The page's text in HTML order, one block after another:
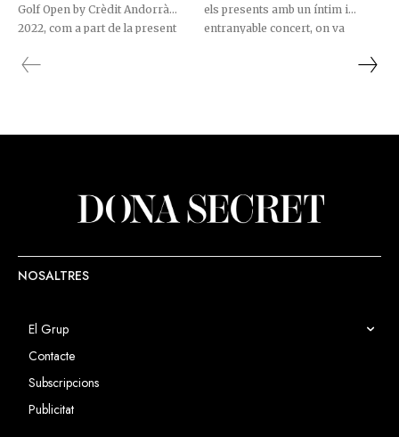
Golf Open by Crèdit Andorrà
2022, com a part de la present
La cita es durà a terme entre els
els presents amb un íntim i
entranyable concert, on va
NOSALTRES
El Grup
Contacte
Subscripcions
Publicitat